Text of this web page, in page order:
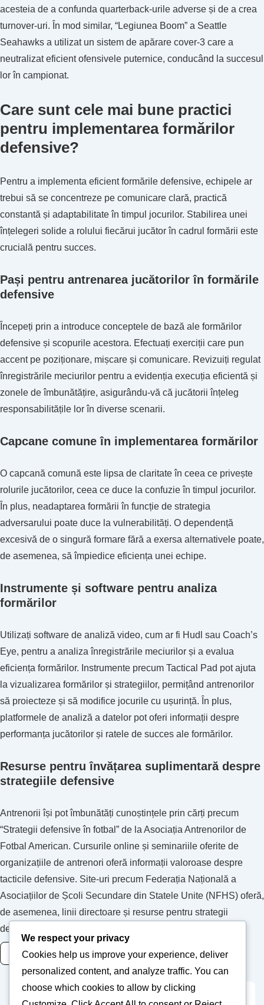
acesteia de a confunda quarterback-urile adverse și de a crea
turnover-uri. În mod similar, “Legiunea Boom” a Seattle
Seahawks a utilizat un sistem de apărare cover-3 care a
neutralizat eficient ofensivele puternice, conducând la succesul
lor în campionat.
Care sunt cele mai bune practici
pentru implementarea formărilor
defensive?
Pentru a implementa eficient formările defensive, echipele ar
trebui să se concentreze pe comunicare clară, practică
constantă și adaptabilitate în timpul jocurilor. Stabilirea unei
înțelegeri solide a rolului fiecărui jucător în cadrul formării este
crucială pentru succes.
Pași pentru antrenarea jucătorilor în formările
defensive
Începeți prin a introduce conceptele de bază ale formărilor
defensive și scopurile acestora. Efectuați exerciții care pun
accent pe poziționare, mișcare și comunicare. Revizuiți regulat
înregistrările meciurilor pentru a evidenția execuția eficientă și
zonele de îmbunătățire, asigurându-vă că jucătorii înțeleg
responsabilitățile lor în diverse scenarii.
Capcane comune în implementarea formărilor
O capcană comună este lipsa de claritate în ceea ce privește
rolurile jucătorilor, ceea ce duce la confuzie în timpul jocurilor.
În plus, neadaptarea formării în funcție de strategia
adversarului poate duce la vulnerabilități. O dependență
excesivă de o singură formare fără a exersa alternativele poate,
de asemenea, să împiedice eficiența unei echipe.
Instrumente și software pentru analiza
formărilor
Utilizați software de analiză video, cum ar fi Hudl sau Coach’s
Eye, pentru a analiza înregistrările meciurilor și a evalua
eficiența formărilor. Instrumente precum Tactical Pad pot ajuta
la vizualizarea formărilor și strategiilor, permițând antrenorilor
să proiecteze și să modifice jocurile cu ușurință. În plus,
platformele de analiză a datelor pot oferi informații despre
performanța jucătorilor și ratele de succes ale formărilor.
Resurse pentru învățarea suplimentară despre
strategiile defensive
Antrenorii își pot îmbunătăți cunoștințele prin cărți precum
“Strategii defensive în fotbal” de la Asociația Antrenorilor de
Fotbal American. Cursurile online și seminariile oferite de
organizațiile de antrenori oferă informații valoroase despre
tacticile defensive. Site-uri precum Federația Națională a
Asociațiilor de Școli Secundare din Statele Unite (NFHS) oferă,
de asemenea, linii directoare și resurse pentru strategii
defensive eficiente.
READ MORE
We respect your privacy
Cookies help us improve your experience, deliver
personalized content, and analyze traffic. You can
choose which cookies to allow by clicking